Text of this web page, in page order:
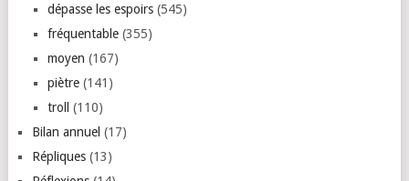
dépasse les espoirs(545)
fréquentable(355)
moyen (167)
piètre(141)
troll (110)
Bilan annuel (17)
Répliques(13)